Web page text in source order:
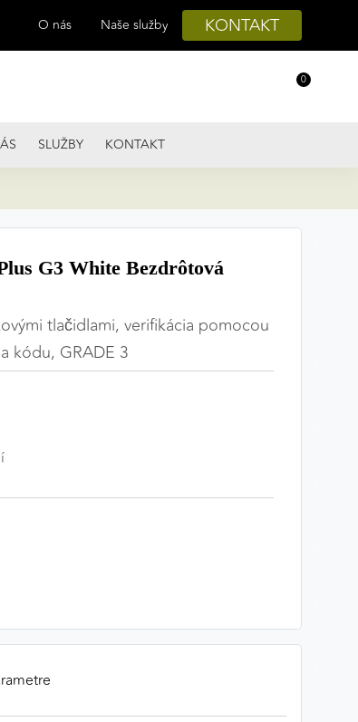
O nás Naše služby KONTAKT
0
SLUŽBY KONTAKT
G3 White Bezdrôtová
tlačidlami, verifikácia pomocou
kódu, GRADE 3